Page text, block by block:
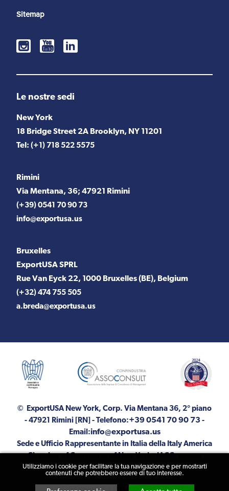
Utilizziamo i cookie per facilitare la tua navigazione e per mostrarti
contenuti che potrebbero essere di tuo interesse.
Sitemap
Le nostre sedi
New York
18 Bridge Street 2A Brooklyn, NY 11201
Tel: (+1) 718 522 5575
Rimini
Via Mentana, 36; 47921 Rimini
(+39) 0541 70 90 73
info@exportusa.us
Bruxelles
ExportUSA SPRL
Rue Van Eyck 22, 1000 Bruxelles (BE), Belgium
(+32) 474 755 505
a.breda@exportusa.us
© ExportUSA New York, Corp. Via Mentana 36, 2° piano
- 47921 Rimini [RN]
- Telefono:+39 0541 70 90 73 -
Email:info@exportusa.us
Sede e Ufficio Rappresentante in Italia della Italy America
ExportUSA